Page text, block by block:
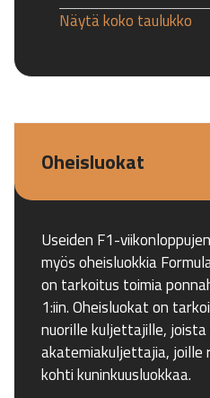
Näytä koko taulukko
Oheisluokat
Useiden F1-
myös oheisluokkia
on tarkoitus toimia
1:iin. Oheisluokat on
nuorille kuljettajille,
akatemiakuljettajia, joille
kohti kuninkuusluokkaa.